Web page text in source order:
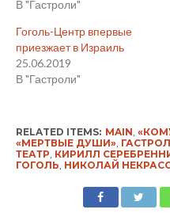
В "Гастроли"
Гоголь-Центр впервые
приезжает в Израиль
25.06.2019
В "Гастроли"
RELATED ITEMS: MAIN,
«МЕРТВЫЕ ДУШИ»,
ТЕАТР, КИРИЛЛ
ГОГОЛЬ, НИКОЛАЙ